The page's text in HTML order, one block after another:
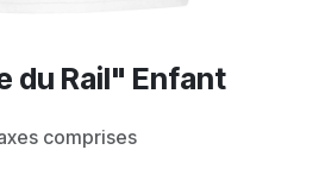
du Rail" Enfant
comprises